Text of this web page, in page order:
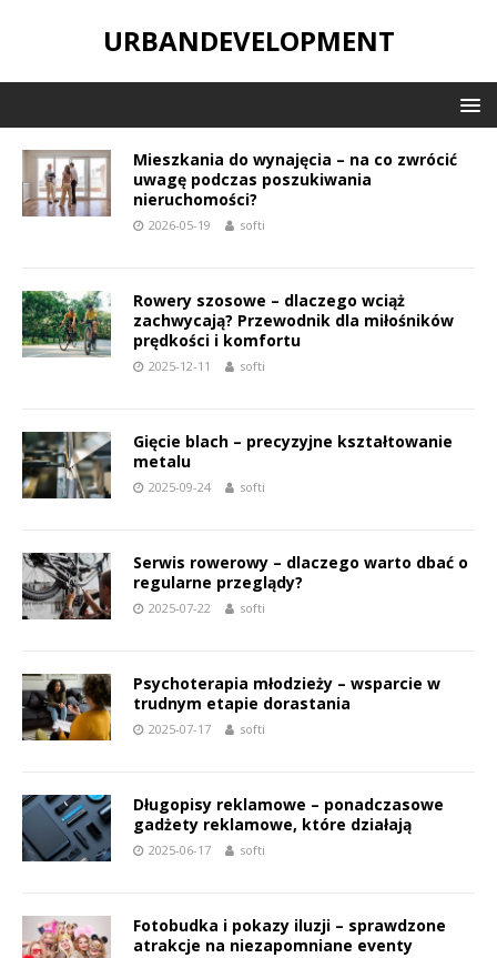
URBANDEVELOPMENT
Mieszkania do wynajęcia – na co zwrócić
uwagę podczas poszukiwania
nieruchomości?
2026-05-19 softi
Rowery szosowe – dlaczego wciąż
zachwycają? Przewodnik dla miłośników
prędkości i komfortu
2025-12-11 softi
Gięcie blach – precyzyjne kształtowanie
metalu
2025-09-24 softi
Serwis rowerowy – dlaczego warto dbać o
regularne przeglądy?
2025-07-22 softi
Psychoterapia młodzieży – wsparcie w
trudnym etapie dorastania
2025-07-17 softi
Długopisy reklamowe – ponadczasowe
gadżety reklamowe, które działają
2025-06-17 softi
Fotobudka i pokazy iluzji – sprawdzone
atrakcje na niezapomniane eventy